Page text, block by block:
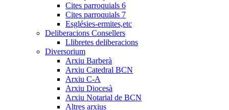
Cites parroquials 6
Cites parroquials 7
Esglésies-ermites,etc
Deliberacions Consellers
Llibretes deliberacions
Diversorium
Arxiu Barberà
Arxiu Catedral BCN
Arxiu C-A
Arxiu Diocesà
Arxiu Notarial de BCN
Altres arxius